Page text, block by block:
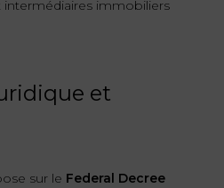
immobiliers
et
sur le Federal Decree